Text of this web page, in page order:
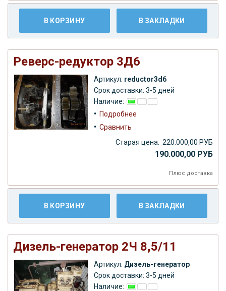
В КОРЗИНУ В ЗАКЛАДКИ
Реверс-редуктор 3Д6
Артикул: reductor3d6
Срок доставки: 3-5 дней
Наличие:
• Подробнее
• Сравнить
Старая цена: 220.000,00 РУБ
190.000,00 РУБ
Плюс доставка
В КОРЗИНУ В ЗАКЛАДКИ
Дизель-генератор 2Ч 8,5/11
Артикул: Дизель-генератор
Срок доставки: 3-5 дней
Наличие: